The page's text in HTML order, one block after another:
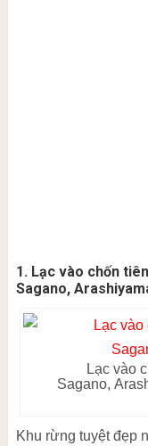
1. Lạc vào chốn
Sagano,
Lạc vào
Sagano,
Khu rừng tuyệt đẹp